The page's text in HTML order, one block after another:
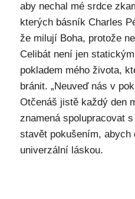
aby nechal mé srdce
kterých básník Charles
že milují Boha, protože
Celibát není jen
pokladem mého života,
bránit. „Neuveď nás v
Otčenáš jistě každý den
znamená spolupracovat
stavět pokušením,
univerzální láskou.